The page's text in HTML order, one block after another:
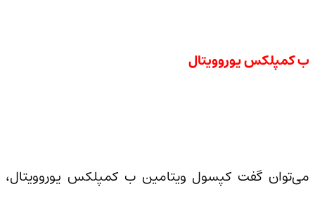
ب کمپلکس یوروویتال
می‌توان گفت کپسول ویتامین ب کمپلکس یوروویتال،